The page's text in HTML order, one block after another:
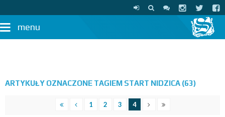
menu
ARTYKUŁY OZNACZONE TAGIEM START NIDZICA (63)
1 2 3 4